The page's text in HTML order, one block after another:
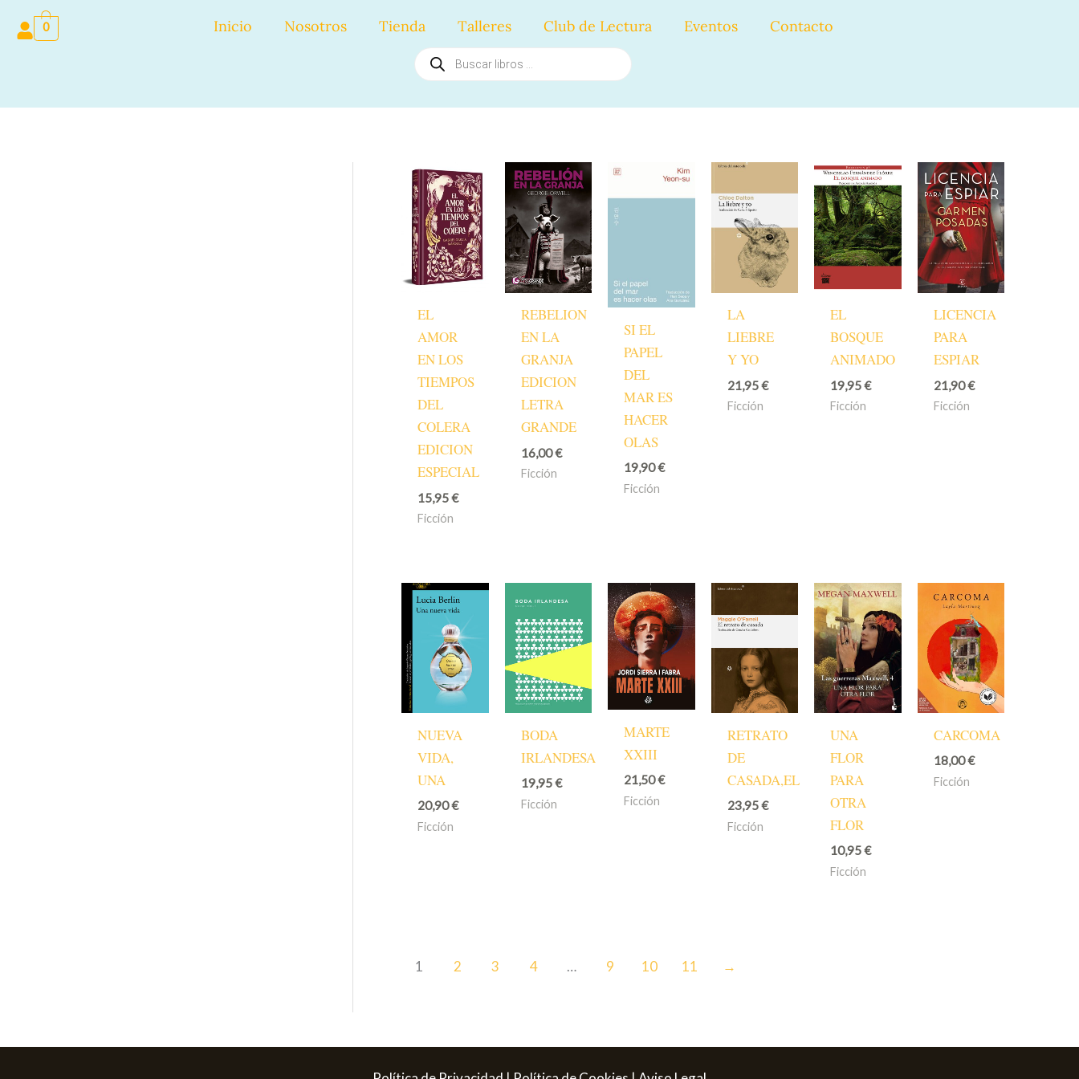
0 Inicio Nosotros Tienda Talleres Club de Lectura Eventos Contacto
Búsqueda
productos
EL
AMOR
EN LOS
TIEMPOS
DEL
COLERA
EDICION
ESPECIAL
15,95€
Ficción
REBELION
EN LA
GRANJA
EDICION
LETRA
GRANDE
16,00€
Ficción
SI EL
PAPEL
DEL
MAR ES
HACER
OLAS
19,90€
Ficción
LA
LIEBRE
Y YO
21,95€
Ficción
EL
BOSQUE
ANIMADO
19,95€
Ficción
LICENCIA
PARA
ESPIAR
21,90€
Ficción
NUEVA
VIDA,
UNA
20,90€
Ficción
BODA
IRLANDESA
19,95€
Ficción
MARTE
XXIII
21,50€
Ficción
RETRATO
DE
CASADA,EL
23,95€
Ficción
UNA
FLOR
PARA
OTRA
FLOR
10,95€
Ficción
CARCOMA
18,00€
Ficción
1 2 3 4 … 9 10 11 →